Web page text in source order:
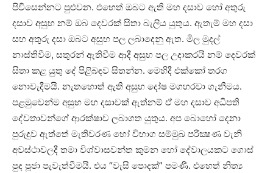
පිවිසෙන්නට පුළුවන. එහෙත් ඔබට ඇති මහ දසාව හෝ අතුරු
දසාව අසුභ නම් ඔබ දෙවරක්‌ සිතා බැලිය යුතුය. ඇතැම් මහ දසා
සහ අතුරු දසා ඔබට අසුභ පල ලබාදෙනු ඇත. මිල මුදල්
නාස්‌තිවීම, සතුරන් ඇතිවීම ආදී අසුභ පල උදාකරයි නම් දෙවරක්‌
සිතා කළ යුතු දේ පිළිබඳව සිතන්න. මෙහිදී එක්‌කෝ තරග
නොවැදීමයි. නැතහොත් ඇති අසුභ දෝෂ මගහරවා ගැනීමය.
පළමුවෙන්ම අසුභ මහ දසාවක්‌ ඇත්නම් ඒ මහ දසාව අධිපති
දේවතාවන්ගේ ආරක්‌ෂාව ලබාගත යුතුය. අප බොහෝ දෙනා
පුරුදුව ඇත්තේ මැතිවරණ හෝ විභාග සම්මුඛ පරීක්‍ෂණ වැනි
අවස්‌ථාවලදී තමා විශ්වාසවන්ත කුමන හෝ දේවාලයකට ගොස්‌
පුද පූජා පැවැත්වීමයි. එය “වැසි පොදක්‌” පමණි. එහෙත් නිත්‍ය